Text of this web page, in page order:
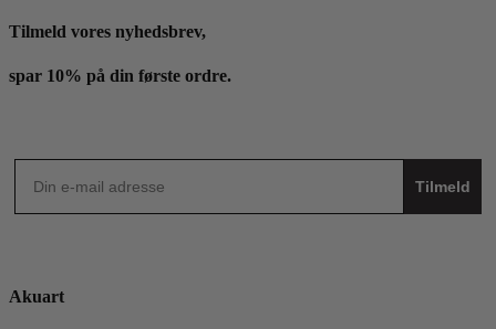
Tilmeld vores nyhedsbrev,
spar 10% på din første ordre.
Tilmeld
Akuart